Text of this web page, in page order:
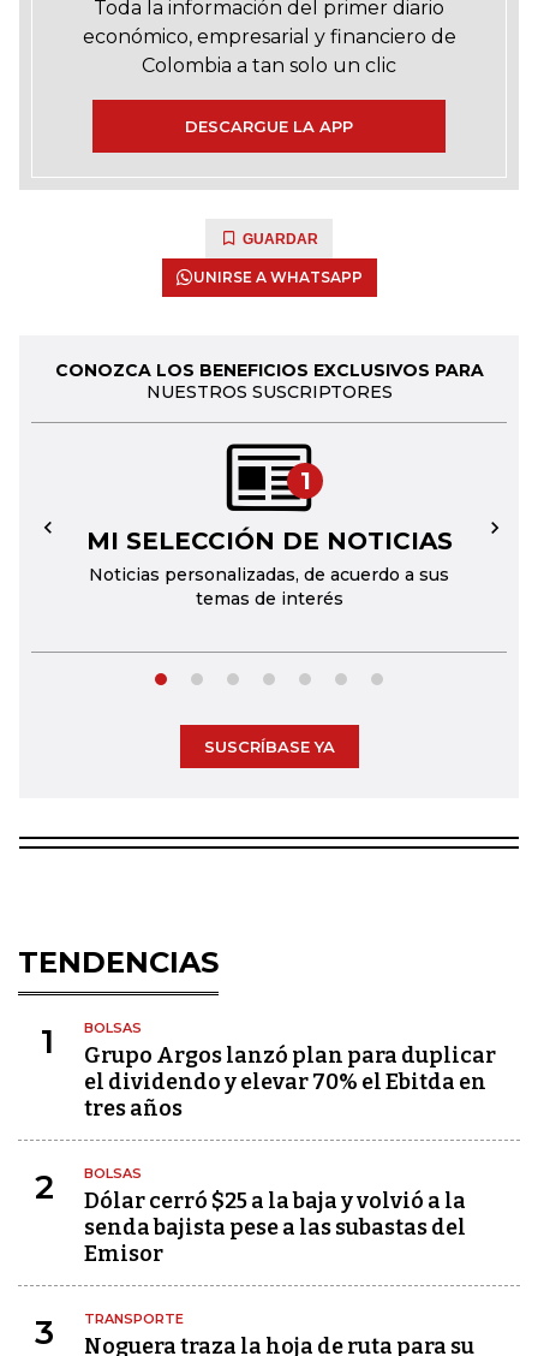
Toda la información del primer diario
económico, empresarial y financiero de
Colombia a tan solo un clic
DESCARGUE LA APP
GUARDAR
UNIRSE A WHATSAPP
CONOZCA LOS BENEFICIOS EXCLUSIVOS PARA
NUESTROS SUSCRIPTORES
1
MI SELECCIÓN DE NOTICIAS
Noticias personalizadas, de acuerdo a sus
temas de interés
← →
SUSCRÍBASE YA
TENDENCIAS
1 BOLSAS
Grupo Argos lanzó plan para duplicar
el dividendo y elevar 70% el Ebitda en
tres años
2 BOLSAS
Dólar cerró $25 a la baja y volvió a la
senda bajista pese a las subastas del
Emisor
3 TRANSPORTE
Noguera traza la hoja de ruta para su